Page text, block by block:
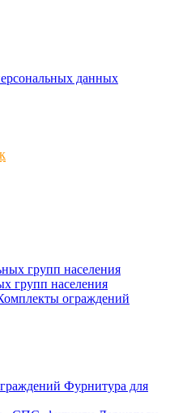
данных
групп населения
ограждений
Фурнитура для